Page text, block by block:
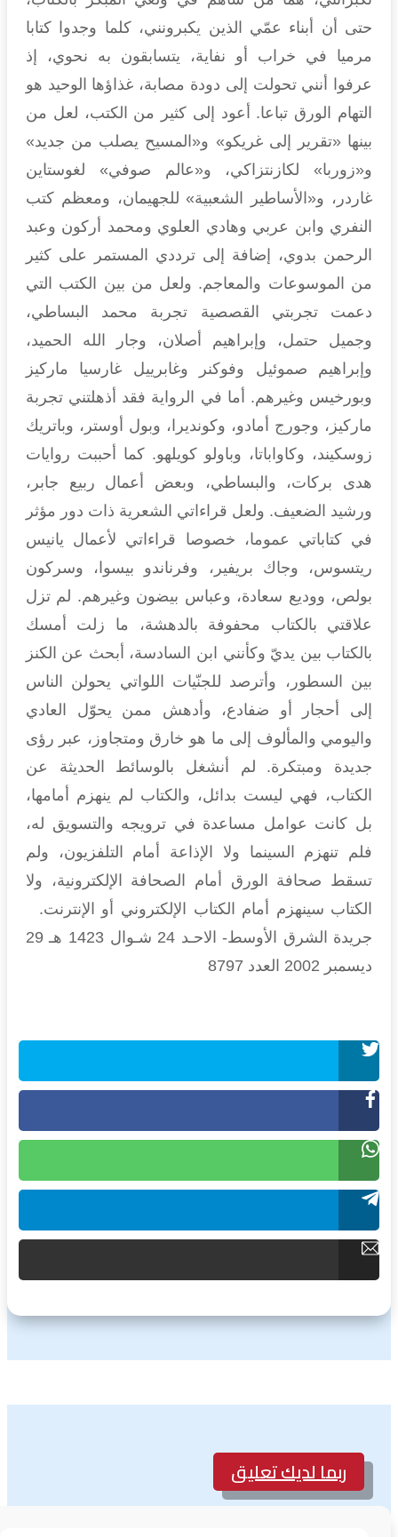
حتى أن أبناء عمّي الذين يكبرونني، كلما وجدوا كتابا
مرميا في خراب أو نفاية، يتسابقون به نحوي، إذ
عرفوا أنني تحولت إلى دودة مصابة، غذاؤها الوحيد هو
التهام الورق تباعا. أعود إلى كثير من الكتب، لعل من
بينها «تقرير إلى غريكو» و«المسيح يصلب من جديد»
و«زوربا» لكازنتزاكي، و«عالم صوفي» لغوستاين
غاردر، و«الأساطير الشعبية» للجهيمان، ومعظم كتب
النفري وابن عربي وهادي العلوي ومحمد أركون وعبد
الرحمن بدوي، إضافة إلى ترددي المستمر على كثير
من الموسوعات والمعاجم. ولعل من بين الكتب التي
دعمت تجربتي القصصية تجربة محمد البساطي،
وجميل حتمل، وإبراهيم أصلان، وجار الله الحميد،
وإبراهيم صموئيل وفوكنر وغابرييل غارسيا ماركيز
وبورخيس وغيرهم. أما في الرواية فقد أذهلتني تجربة
ماركيز، وجورج أمادو، وكونديرا، وبول أوستر، وباتريك
زوسكيند، وكاواباتا، وباولو كويلهو. كما أحببت روايات
هدى بركات، والبساطي، وبعض أعمال ربيع جابر،
ورشيد الضعيف. ولعل قراءاتي الشعرية ذات دور مؤثر
في كتاباتي عموما، خصوصا قراءاتي لأعمال يانيس
ريتسوس، وجاك بريفير، وفرناندو بيسوا، وسركون
بولص، ووديع سعادة، وعباس بيضون وغيرهم. لم تزل
علاقتي بالكتاب محفوفة بالدهشة، ما زلت أمسك
بالكتاب بين يديّ وكأنني ابن السادسة، أبحث عن الكنز
بين السطور، وأترصد للجنّيات اللواتي يحولن الناس
إلى أحجار أو ضفادع، وأدهش ممن يحوّل العادي
واليومي والمألوف إلى ما هو خارق ومتجاوز، عبر رؤى
جديدة ومبتكرة. لم أنشغل بالوسائط الحديثة عن
الكتاب، فهي ليست بدائل، والكتاب لم ينهزم أمامها،
بل كانت عوامل مساعدة في ترويجه والتسويق له،
فلم تنهزم السينما ولا الإذاعة أمام التلفزيون، ولم
تسقط صحافة الورق أمام الصحافة الإلكترونية، ولا
الكتاب سينهزم أمام الكتاب الإلكتروني أو الإنترنت.
جريدة الشرق الأوسط- الاحـد 24 شـوال 1423 هـ 29
ديسمبر 2002 العدد 8797
ربما لديك تعليق